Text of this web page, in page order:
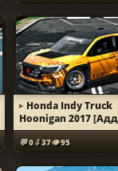
Honda Indy Truck
Hoonigan 2017
0 37 95